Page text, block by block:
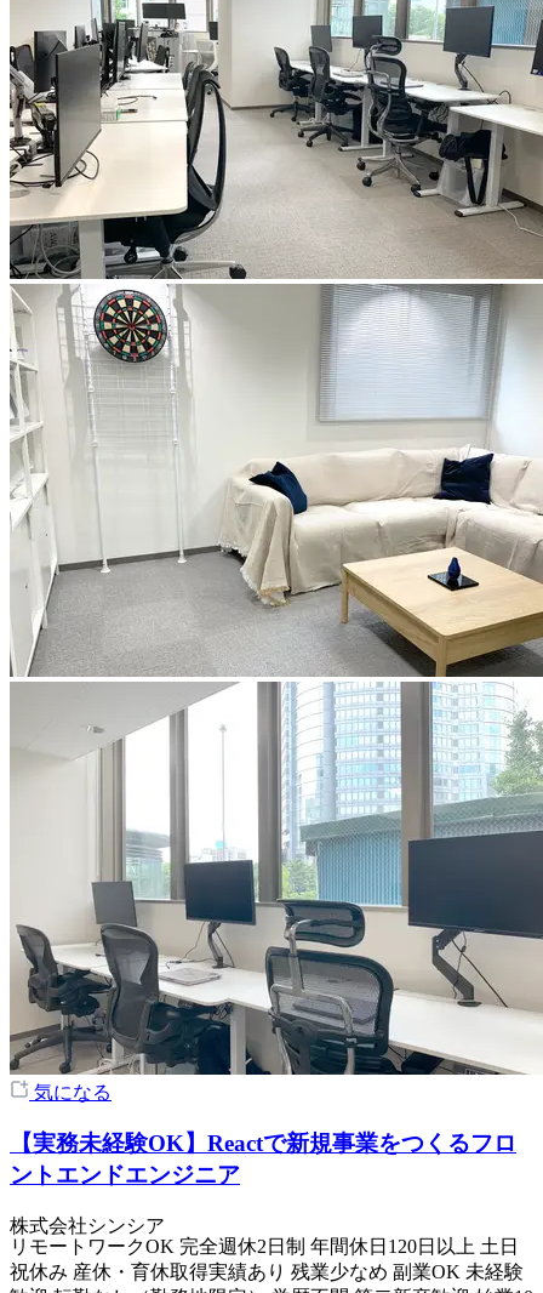
気になる
【実務未経験OK】Reactで新規事業をつくるフロ
ントエンドエンジニア
株式会社シンシア
リモートワークOK 完全週休2日制 年間休日120日以上 土日
祝休み 産休・育休取得実績あり 残業少なめ 副業OK 未経験